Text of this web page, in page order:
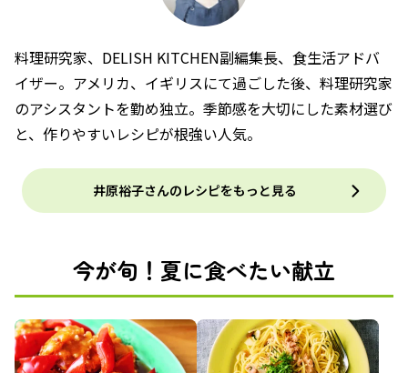
料理研究家、DELISH KITCHEN副編集長、食生活アドバ
イザー。アメリカ、イギリスにて過ごした後、料理研究家
のアシスタントを勤め独立。季節感を大切にした素材選び
と、作りやすいレシピが根強い人気。
井原裕子さんのレシピをもっと見る
今が旬！夏に食べたい献立